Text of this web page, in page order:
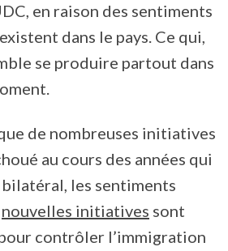
en raison des sentiments
dans le pays. Ce qui,
se produire partout dans
de nombreuses initiatives
au cours des années qui
les sentiments
nouvelles initiatives sont
contrôler l’immigration